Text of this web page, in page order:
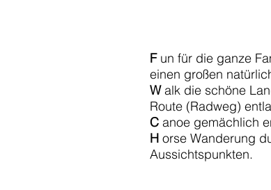
Fun für die ganze
einen großen
Walk die schöne
Route (Radweg)
C anoe gemächlich
H orse Wanderung
Aussichtspunkten.